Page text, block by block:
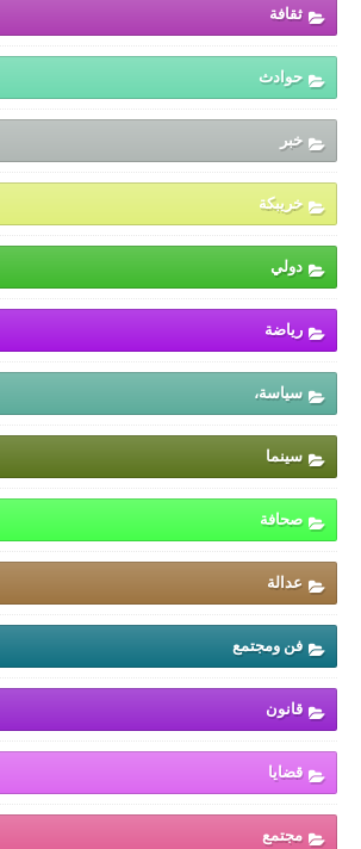
ثقافة
حوادث
خبر
خريبكة
دولي
رياضة
سياسة،
سينما
صحافة
عدالة
فن ومجتمع
قانون
قضايا
مجتمع